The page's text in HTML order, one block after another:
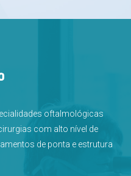
oftalmológicas
com alto nível de
de ponta e estrutura